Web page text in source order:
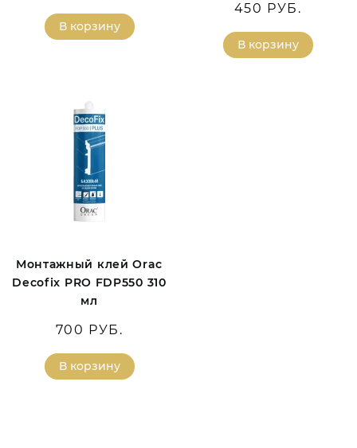
В корзину
450 РУБ.
В корзину
Монтажный клей Orac
Decofix PRO FDP550 310
мл
700 РУБ.
В корзину